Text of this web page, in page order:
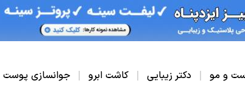
و مو دکتر زیبایی کاشت ابرو جوانسازی پوست